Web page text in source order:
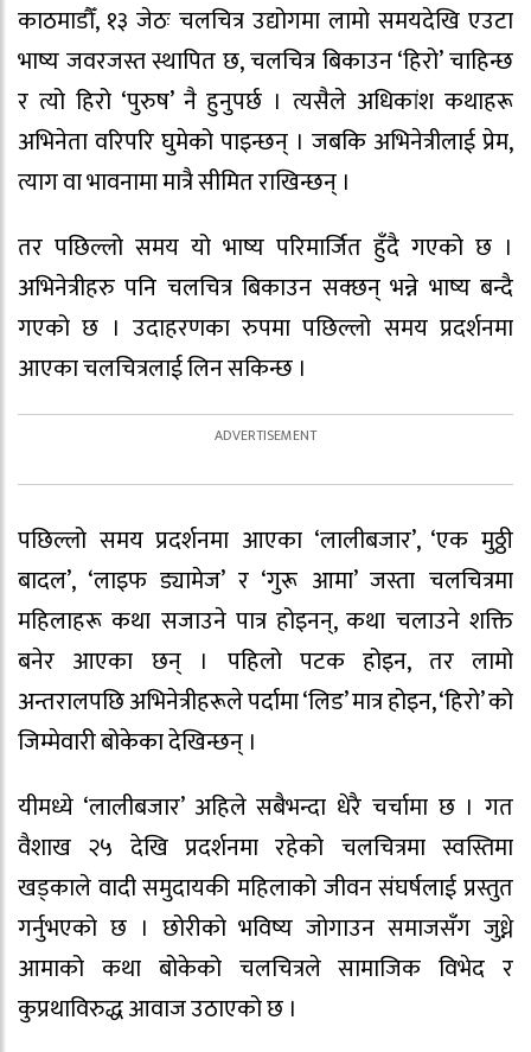
काठमाडौँ, १३ जेठः चलचित्र उद्योगमा लामो समयदेखि एउटा
भाष्य जवरजस्त स्थापित छ, चलचित्र बिकाउन ‘हिरो’ चाहिन्छ
र त्यो हिरो ‘पुरुष’ नै हुनुपर्छ । त्यसैले अधिकांश कथाहरू
अभिनेता वरिपरि घुमेको पाइन्छन् । जबकि अभिनेत्रीलाई प्रेम,
त्याग वा भावनामा मात्रै सीमित राखिन्छन् ।
तर पछिल्लो समय यो भाष्य परिमार्जित हुँदै गएको छ ।
अभिनेत्रीहरु पनि चलचित्र बिकाउन सक्छन् भन्ने भाष्य बन्दै
गएको छ । उदाहरणका रुपमा पछिल्लो समय प्रदर्शनमा
आएका चलचित्रलाई लिन सकिन्छ ।
पछिल्लो समय प्रदर्शनमा आएका ‘लालीबजार’, ‘एक मुठ्ठी
बादल’, ‘लाइफ ड्यामेज’ र ‘गुरू आमा’ जस्ता चलचित्रमा
महिलाहरू कथा सजाउने पात्र होइनन्, कथा चलाउने शक्ति
बनेर आएका छन् । पहिलो पटक होइन, तर लामो
अन्तरालपछि अभिनेत्रीहरूले पर्दामा ‘लिड’ मात्र होइन, ‘हिरो’ को
जिम्मेवारी बोकेका देखिन्छन् ।
यीमध्ये ‘लालीबजार’ अहिले सबैभन्दा धेरै चर्चामा छ । गत
वैशाख २५ देखि प्रदर्शनमा रहेको चलचित्रमा स्वस्तिमा
खड्काले वादी समुदायकी महिलाको जीवन संघर्षलाई प्रस्तुत
गर्नुभएको छ । छोरीको भविष्य जोगाउन समाजसँग जुध्ने
आमाको कथा बोकेको चलचित्रले सामाजिक विभेद र
कुप्रथाविरुद्ध आवाज उठाएको छ ।